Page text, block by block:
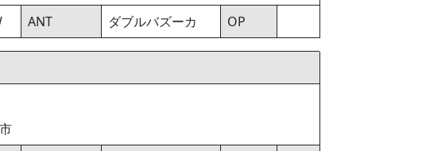
ANT ダブルバズーカ OP